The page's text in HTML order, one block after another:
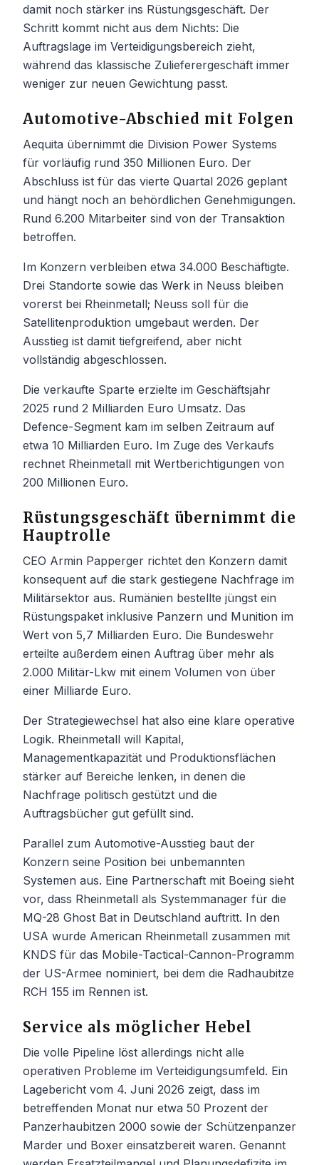
damit noch stärker ins Rüstungsgeschäft. Der
Schritt kommt nicht aus dem Nichts: Die
Auftragslage im Verteidigungsbereich zieht,
während das klassische Zulieferergeschäft immer
weniger zur neuen Gewichtung passt.
Automotive-Abschied mit Folgen
Aequita übernimmt die Division Power Systems
für vorläufig rund 350 Millionen Euro. Der
Abschluss ist für das vierte Quartal 2026 geplant
und hängt noch an behördlichen Genehmigungen.
Rund 6.200 Mitarbeiter sind von der Transaktion
betroffen.
Im Konzern verbleiben etwa 34.000 Beschäftigte.
Drei Standorte sowie das Werk in Neuss bleiben
vorerst bei Rheinmetall; Neuss soll für die
Satellitenproduktion umgebaut werden. Der
Ausstieg ist damit tiefgreifend, aber nicht
vollständig abgeschlossen.
Die verkaufte Sparte erzielte im Geschäftsjahr
2025 rund 2 Milliarden Euro Umsatz. Das
Defence-Segment kam im selben Zeitraum auf
etwa 10 Milliarden Euro. Im Zuge des Verkaufs
rechnet Rheinmetall mit Wertberichtigungen von
200 Millionen Euro.
Rüstungsgeschäft übernimmt die
Hauptrolle
CEO Armin Papperger richtet den Konzern damit
konsequent auf die stark gestiegene Nachfrage im
Militärsektor aus. Rumänien bestellte jüngst ein
Rüstungspaket inklusive Panzern und Munition im
Wert von 5,7 Milliarden Euro. Die Bundeswehr
erteilte außerdem einen Auftrag über mehr als
2.000 Militär-Lkw mit einem Volumen von über
einer Milliarde Euro.
Der Strategiewechsel hat also eine klare operative
Logik. Rheinmetall will Kapital,
Managementkapazität und Produktionsflächen
stärker auf Bereiche lenken, in denen die
Nachfrage politisch gestützt und die
Auftragsbücher gut gefüllt sind.
Parallel zum Automotive-Ausstieg baut der
Konzern seine Position bei unbemannten
Systemen aus. Eine Partnerschaft mit Boeing sieht
vor, dass Rheinmetall als Systemmanager für die
MQ-28 Ghost Bat in Deutschland auftritt. In den
USA wurde American Rheinmetall zusammen mit
KNDS für das Mobile-Tactical-Cannon-Programm
der US-Armee nominiert, bei dem die Radhaubitze
RCH 155 im Rennen ist.
Service als möglicher Hebel
Die volle Pipeline löst allerdings nicht alle
operativen Probleme im Verteidigungsumfeld. Ein
Lagebericht vom 4. Juni 2026 zeigt, dass im
betreffenden Monat nur etwa 50 Prozent der
Panzerhaubitzen 2000 sowie der Schützenpanzer
Marder und Boxer einsatzbereit waren. Genannt